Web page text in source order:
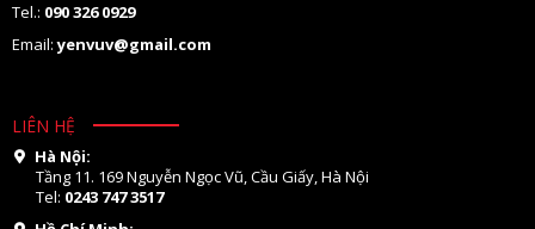
Tel.: 090 326 0929
Email:yenvuv@gmail.com
LIÊN HỆ
Hà Nội:
Tầng 11. 169 Nguyễn Ngọc Vũ, Cầu Giấy, Hà Nội
Tel: 0243 747 3517